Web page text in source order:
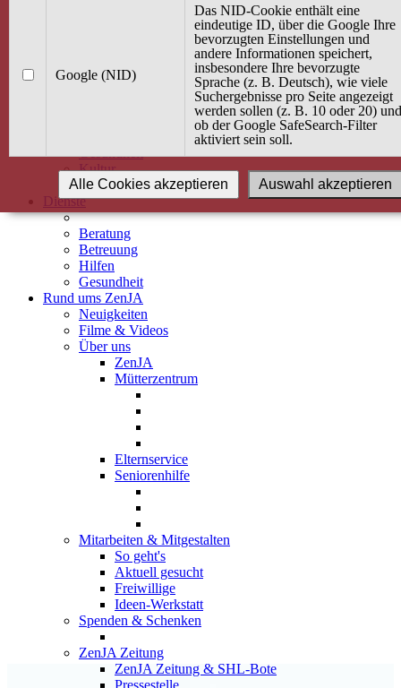
Angebot / Kurs suchen
Babybauch & Elternschaft
Gesundheit
Kultur
Alle Kurse
Dienste
Beratung
Betreuung
Hilfen
Gesundheit
Rund ums ZenJA
Neuigkeiten
Filme & Videos
Über uns
ZenJA
Mütterzentrum
Elternservice
Seniorenhilfe
Mitarbeiten & Mitgestalten
So geht's
Aktuell gesucht
Freiwillige
Ideen-Werkstatt
Spenden & Schenken
ZenJA Zeitung
ZenJA Zeitung & SHL-Bote
Pressestelle
Google (NID)
Das NID-Cookie enthält eine
eindeutige ID, über die Google Ihre
bevorzugten Einstellungen und
andere Informationen speichert,
insbesondere Ihre bevorzugte
Sprache (z. B. Deutsch), wie viele
Suchergebnisse pro Seite angezeigt
werden sollen (z. B. 10 oder 20) und
ob der Google SafeSearch-Filter
aktiviert sein soll.
Auswahl akzeptieren
Alle Cookies akzeptieren